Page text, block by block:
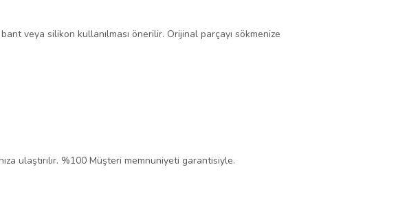
veya silikon kullanılması önerilir. Orijinal parçayı sökmenize
ulaştırılır. %100 Müşteri memnuniyeti garantisiyle.